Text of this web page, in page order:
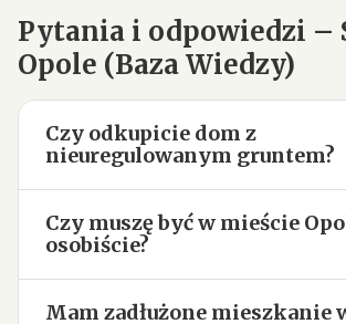
Pytania i odpowiedzi –
Opole (Baza Wiedzy)
Czy odkupicie dom z
nieuregulowanym gruntem?
Czy muszę być w mieście
osobiście?
Mam zadłużone mieszkanie